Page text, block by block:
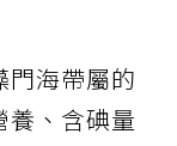
門海帶屬的
養、含碘量